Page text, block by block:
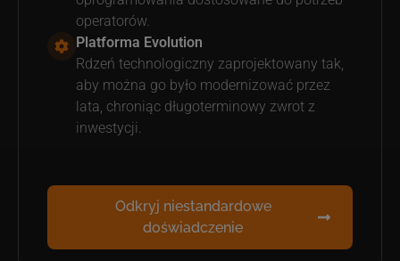
operatorów.
Platforma Evolution
Rdzeń technologiczny zaprojektowany tak,
aby można go było modernizować przez
lata, chroniąc długoterminowy zwrot z
inwestycji.
Odkryj niestandardowe
doświadczenie